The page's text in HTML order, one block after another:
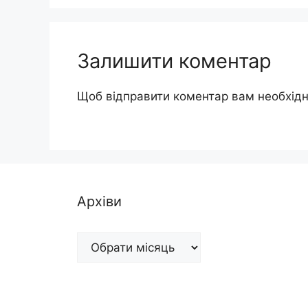
Залишити коментар
Щоб відправити коментар вам
Архіви
Архіви